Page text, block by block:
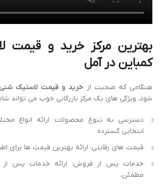
بهترین مرکز خرید و قیمت
کمباین در آمل
هنگامی که صحبت از خرید و قیمت لاستیک
شود، ویژگی های یک مرکز بازرگانی خوب می تواند
دسترسی به تنوع محصولات: ارائه انواع
انتخابی گسترده
قیمت های رقابتی: ارائه بهترین قیمت ها برای
خدمات پس از فروش: ارائه خدمات پس از
مطمئن.